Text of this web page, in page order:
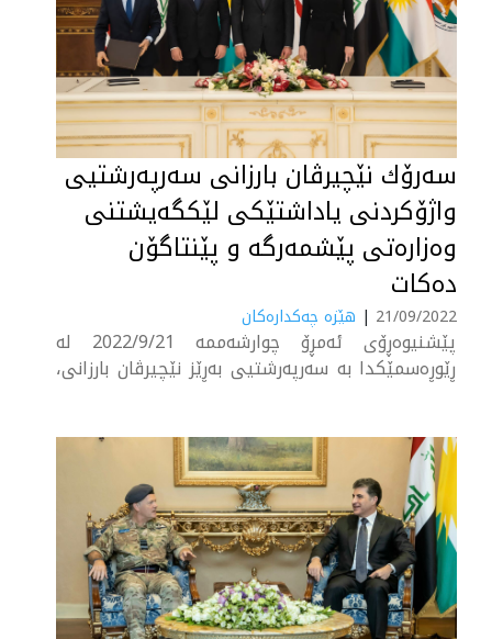
سه‌رۆك نێچيرڤان بارزانى سه‌رپه‌رشتيى
واژۆكردنى ياداشتێكى لێكگه‌يشتنى
‏وه‌زاره‌تى پێشمه‌رگه‌ و پێنتاگۆن
ده‌كات
21/09/2022
| هێزە چەکدارەکان
پێشنيوه‌ڕۆى ئه‌مڕۆ چوارشه‌ممه‌ 2022/9/21 له‌
ڕێوڕه‌سمێكدا به‌ سه‌رپه‌رشتيى ‏به‌ڕێز نێچيرڤان بارزانى،
و خاتوو سێلێست واڵنده‌ر، ‏ياريده‌ده‌رى وه‌زيرى
به‌رگريى ئه‌مه‌ريكا بۆ كاروبارى ئاسايشى نێوده‌وڵه‌تى و
شاندى ‏ياوه‌رى و به‌ڕێزان جێگرانی سه‌رۆکی....